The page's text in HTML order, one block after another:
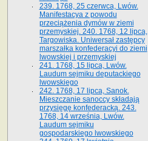
239. 1768, 25 czerwca, Lwów.
Manifestacya z powodu
przeciążenia dymów w ziemi
przemyskiej. 240. 1768, 12 lipca,
Targowiska. Uniwersał zastępcy
marszałka konfederacyi do ziemi
lwowskiej i przemyskiej
241. 1768, 15 lipca, Lwów.
Laudum sejmiku deputackiego
lwowskiego
242. 1768, 17 lipca, Sanok.
Mieszczanie sanoccy składają
przysięgę konfederacką. 243.
1768, 14 września, Lwów.
Laudum sejmiku
gospodarskiego lwowskiego